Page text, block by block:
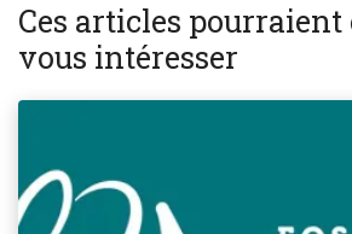
Ces articles
vous intéresser